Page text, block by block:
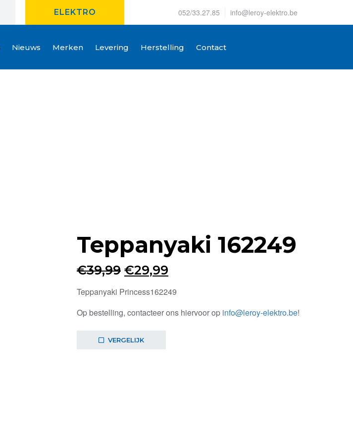
ELEKTRO 052/33.27.85 info@leroy-elektro.be
Nieuws Merken Levering Herstelling Contact
Teppanyaki 162249
€39,99 Oorspronkelijke
prijs
€39,99.
€29,99
prijs
Teppanyaki Princess162249
Op bestelling, contacteer ons hiervoor op info@leroy-elektro.be!
VERGELIJK